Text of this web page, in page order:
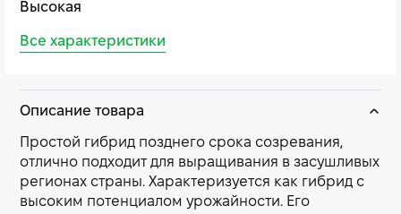
Высокая
Все характеристики
Описание товара
Простой гибрид позднего срока созревания,
отлично подходит для выращивания в засушливых
регионах страны. Характеризуется как гибрид с
высоким потенциалом урожайности. Его